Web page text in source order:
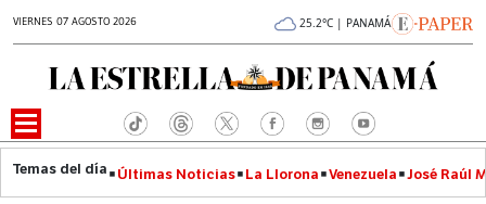
VIERNES 07 AGOSTO 2026 25.2°C | PANAMÁ
Últimas Noticias La Llorona Venezuela José Raúl